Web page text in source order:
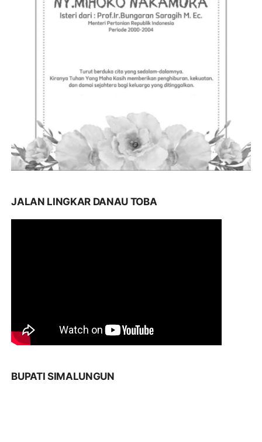
JALAN LINGKAR DANAU TOBA
BUPATI SIMALUNGUN